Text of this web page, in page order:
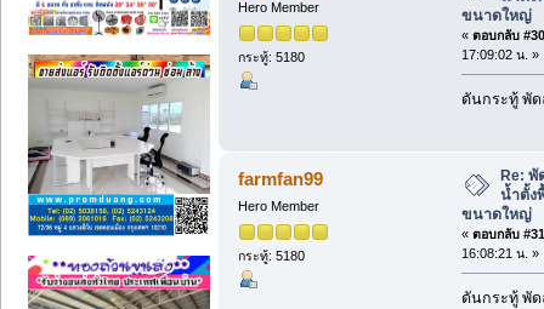
Hero Member
กระทู้: 5180
ขนาดใหญ่
« ตอบกลับ
17:09:02 น. »
ดันกระทู้ พั
farmfan99
Hero Member
กระทู้: 5180
Re:
น้ำตั้ง
ขนาดใหญ่
« ตอบกลับ
16:08:21 น. »
ดันกระทู้ พั